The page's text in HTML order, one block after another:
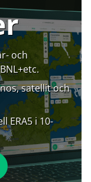
och
satellit och
ERA5 i 10-